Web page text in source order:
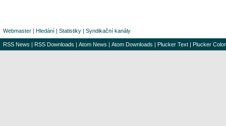
Webmaster | Hledání | Statistiky | Syndikační kanály
RSS News | RSS Downloads | Atom News | Atom Downloads | Plucker Text | Plucker Color